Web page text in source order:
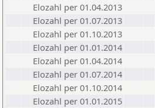
Elozahl per 01.04.2013
Elozahl per 01.07.2013
Elozahl per 01.10.2013
Elozahl per 01.01.2014
Elozahl per 01.04.2014
Elozahl per 01.07.2014
Elozahl per 01.10.2014
Elozahl per 01.01.2015